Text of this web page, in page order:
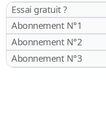
Essai gratuit ?
Abonnement N°1
Abonnement N°2
Abonnement N°3